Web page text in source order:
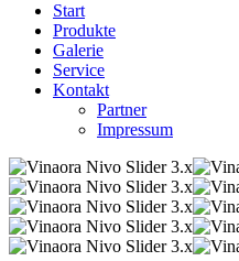
Start
Produkte
Galerie
Service
Kontakt
Partner
Impressum